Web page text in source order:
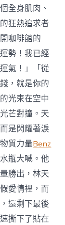
全身肌肉、
狂熱追求者
咖啡館的
勢！我已經
氣！」「從
，就是你的
光束在空中
芒對撞。天
是閃耀著淚
質力量Benz
瓶大喊。他
勝出，林天
愛情裡，而
還剩下最後
撕下了貼在